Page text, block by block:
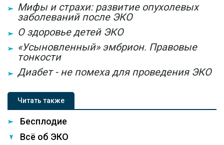
Мифы и страхи: развитие опухолевых
заболеваний после ЭКО
О здоровье детей ЭКО
«Усыновленный» эмбрион. Правовые
тонкости
Диабет - не помеха для проведения ЭКО
Читать также
Бесплодие
Всё об ЭКО